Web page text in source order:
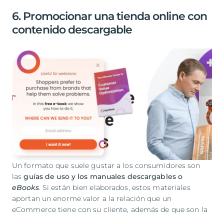
6. Promocionar una tienda online con
contenido descargable
Un formato que suele gustar a los consumidores son
lasguías de uso y los manuales descargables o
eBooks. Si están bien elaborados, estos materiales
aportan un enorme valor a la relación que un
eCommerce tiene con su cliente, además de que son la